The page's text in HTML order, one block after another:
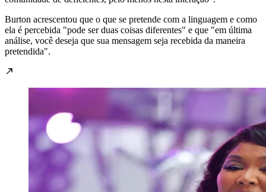
Burton acrescentou que o que se pretende com a linguagem e como
ela é percebida "pode ​​ser duas coisas diferentes" e que "em última
análise, você deseja que sua mensagem seja recebida da maneira
pretendida".